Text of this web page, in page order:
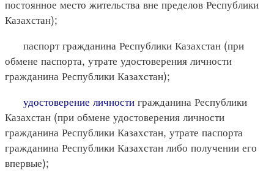
постоянное место жительства вне пределов Республики
Казахстан);
паспорт гражданина Республики Казахстан (при
обмене паспорта, утрате удостоверения личности
гражданина Республики Казахстан);
удостоверение личности гражданина Республики
Казахстан (при обмене удостоверения личности
гражданина Республики Казахстан, утрате паспорта
гражданина Республики Казахстан либо получении его
впервые);